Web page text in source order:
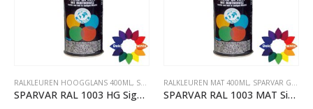
RALKLEUREN HOOGGLANS 400ML, SPARVAR GRAFFITI SPUITBUSSEN
SPARVAR RAL 1003 HG Signaalgeel
RALKLEUREN MAT 400ML, SPARVAR GRAFFITI SPUITBUSSEN
SPARVAR RAL 1003 MAT Signaalgeel